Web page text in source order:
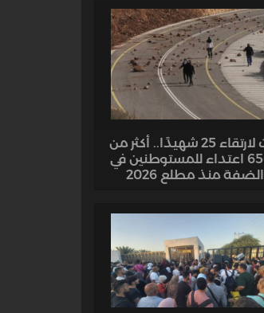
أدت لارتقاء 25 شهيدًا.. أكثر من
6500 اعتداء للمستوطنين في
الضفة منذ مطلع 2026